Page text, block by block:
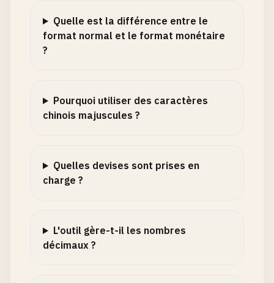
Quelle est la différence entre le
format normal et le format monétaire
?
Pourquoi utiliser des caractères
chinois majuscules ?
Quelles devises sont prises en
charge ?
L'outil gère-t-il les nombres
décimaux ?